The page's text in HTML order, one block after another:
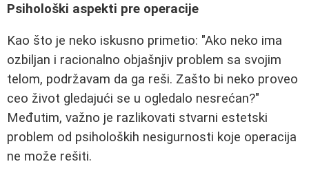
Psihološki aspekti pre operacije
Kao što je neko iskusno primetio: "Ako neko ima
ozbiljan i racionalno objašnjiv problem sa svojim
telom, podržavam da ga reši. Zašto bi neko proveo
ceo život gledajući se u ogledalo nesrećan?"
Međutim, važno je razlikovati stvarni estetski
problem od psiholoških nesigurnosti koje operacija
ne može rešiti.